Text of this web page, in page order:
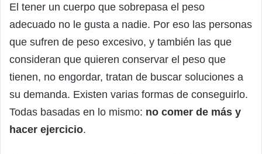
El tener un cuerpo que sobrepasa el peso
adecuado no le gusta a nadie. Por eso las personas
que sufren de peso excesivo, y también las que
consideran que quieren conservar el peso que
tienen, no engordar, tratan de buscar soluciones a
su demanda. Existen varias formas de conseguirlo.
Todas basadas en lo mismo: no comer de más y
hacer ejercicio.